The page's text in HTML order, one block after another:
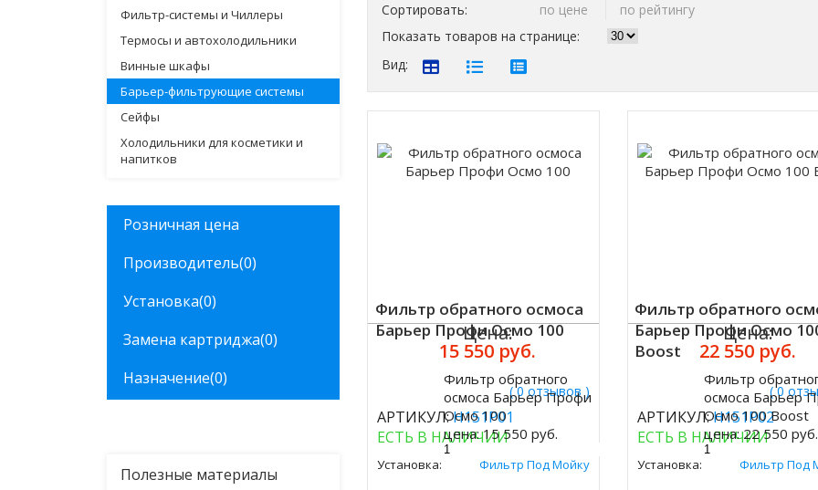
Фильтр-системы и Чиллеры
Термосы и автохолодильники
Винные шкафы
Барьер-фильтрующие системы
Сейфы
Холодильники для косметики и
напитков
Розничная цена
Производитель(0)
Установка(0)
Замена картриджа(0)
Назначение(0)
Полезные материалы
Сортировать: по цене
по рейтингу
Показать товаров на странице:
Вид:
Фильтр обратного осмоса
Барьер Профи Осмо 100
( 0 отзывов )
АРТИКУЛ:Н151Р01
ЕСТЬ В НАЛИЧИИ
Установка: Фильтр Под Мойку
Цена:
15 550 руб.
Фильтр обратного
осмоса Барьер Профи
Осмо 100
цена:15 550 руб.
Фильтр обратного
Барьер Профи Осмо
Boost
( 0
АРТИКУЛ:Н151Р02
ЕСТЬ В НАЛИЧИИ
Установка: Фильтр Под
Цена:
22 550 руб.
Фильтр
осмоса Барьер
Осмо 100 Boost
цена:22 550 руб.